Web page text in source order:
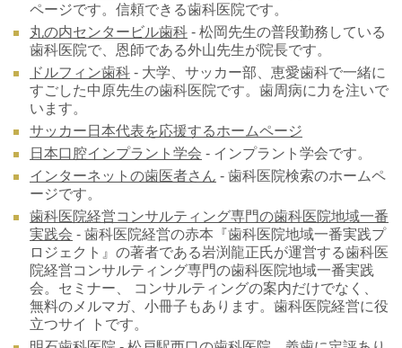
ページです。信頼できる歯科医院です。
丸の内センタービル歯科 - 松岡先生の普段勤務している
歯科医院で、恩師である外山先生が院長です。
ドルフィン歯科 - 大学、サッカー部、恵愛歯科で一緒に
すごした中原先生の歯科医院です。 歯周病に力を注いで
います。
サッカー日本代表を応援するホームページ
日本口腔インプラント学会 - インプラント学会です。
インターネットの歯医者さん - 歯科医院検索のホームペ
ージです。
歯科医院経営コンサルティング専門の歯科医院地域一番
実践会​ - 歯科医院経営の赤本『歯科医院地域一番実践プ
ロジェクト』の著者である岩渕龍正氏が運営する歯科医
院経営コンサルティング専門の歯科医院地域一番実践
会。 セミナー、 コンサルティングの案内だけでなく、
無料のメルマガ、小冊子もあります。歯科医院経営に役
立つサイ トです。